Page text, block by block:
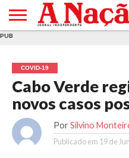
E DE
COOKIES
DE
UTILIZAÇÃO
PUB
COVID-19
Cabo Verde
novos casos
Por Silvino
Publicado em 19 de